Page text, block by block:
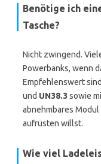
Benötige ich
Tasche?
Nicht zwingend.
Powerbanks, wenn
Empfehlenswert
und UN38.3 sowie
abnehmbares
aufrüsten willst.
Wie viel